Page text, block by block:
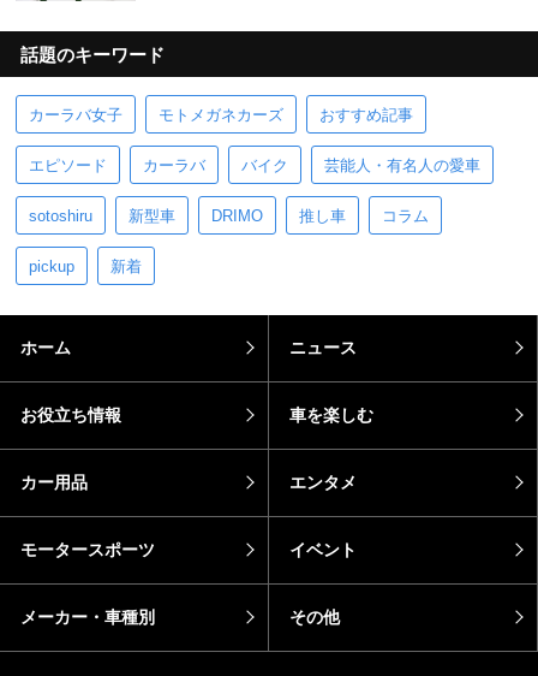
話題のキーワード
カーラバ女子 モトメガネカーズ おすすめ記事
エピソード カーラバ バイク 芸能人・有名人の愛車
sotoshiru 新型車 DRIMO 推し車 コラム
pickup 新着
ホーム ニュース
お役立ち情報 車を楽しむ
カー用品 エンタメ
モータースポーツ イベント
メーカー・車種別 その他